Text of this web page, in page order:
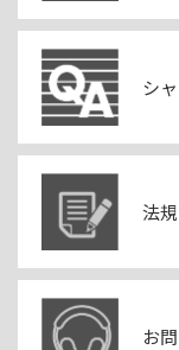
シ
法
お